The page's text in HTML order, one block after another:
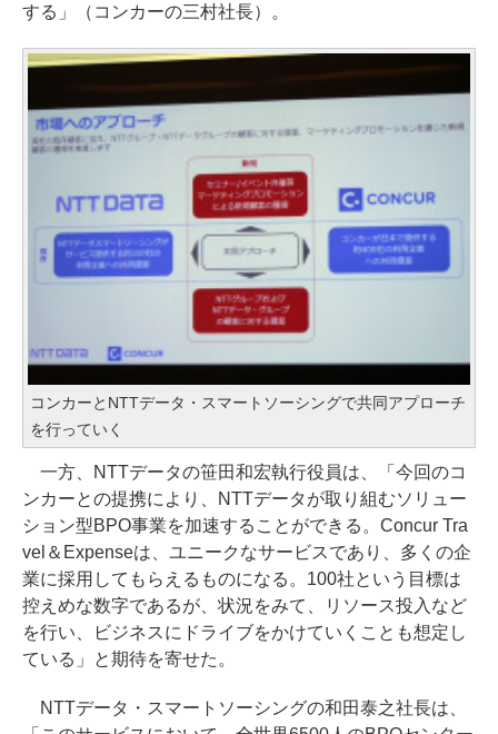
する」（コンカーの三村社長）。
コンカーとNTTデータ・スマートソーシングで共同アプローチ
を行っていく
一方、NTTデータの笹田和宏執行役員は、「今回のコ
ンカーとの提携により、NTTデータが取り組むソリュー
ション型BPO事業を加速することができる。Concur Tra
vel＆Expenseは、ユニークなサービスであり、多くの企
業に採用してもらえるものになる。100社という目標は
控えめな数字であるが、状況をみて、リソース投入など
を行い、ビジネスにドライブをかけていくことも想定し
ている」と期待を寄せた。
NTTデータ・スマートソーシングの和田泰之社長は、